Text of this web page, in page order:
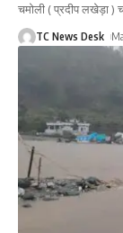
चमोली ( प्रदीप लखेड़ा )
TC News Desk